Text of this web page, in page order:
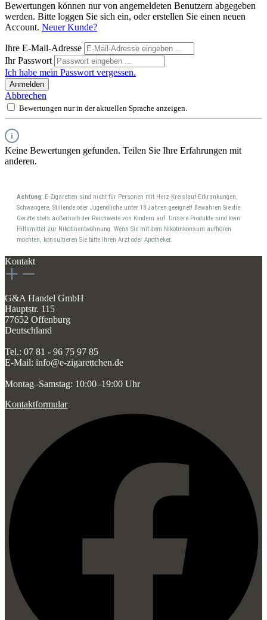
Bewertungen können nur von angemeldeten Benutzern abgegeben
werden. Bitte loggen Sie sich ein, oder erstellen Sie einen neuen
Account. Neuer Kunde?
Ihre E-Mail-Adresse
Ihr Passwort
Ich habe mein Passwort vergessen.
Anmelden
Abbrechen
Bewertungen nur in der aktuellen Sprache anzeigen.
Keine Bewertungen gefunden. Teilen Sie Ihre Erfahrungen mit
anderen.
Achtung: E-Zigaretten sind nicht für Personen mit Herz-Kreislauf-Erkrankungen,
Schwangere, Stillende oder Jugendliche unter 18 Jahren geeignet! Bewahren Sie die
Geräte stets außerhalb der Reichweite von Kindern auf. Unsere Produkte sind kein
Hilfsmittel zur Nikotinentwöhnung. Wenn Sie mit dem Nikotinkonsum aufhören
möchten, konsultieren Sie bitte Ihren Arzt oder Apotheker.
Kontakt
G&A Handel GmbH
Hauptstr. 115
77652 Offenburg
Deutschland
Tel.: 07 81 - 96 75 97 85
E-Mail: info@e-zigarettchen.de
Montag–Samstag: 10:00–19:00 Uhr
Kontaktformular